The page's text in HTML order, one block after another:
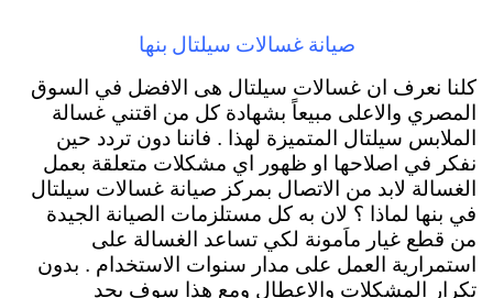
صيانة غسالات سيلتال بنها
كلنا نعرف ان غسالات سيلتال هى الافضل في السوق
المصري والاعلى مبيعاً بشهادة كل من اقتني غسالة
الملابس سيلتال المتميزة لهذا . فاننا دون تردد حين
نفكر في اصلاحها او ظهور اي مشكلات متعلقة بعمل
الغسالة لابد من الاتصال بمركز صيانة غسالات سيلتال
في بنها لماذا ؟ لان به كل مستلزمات الصيانة الجيدة
من قطع غيار ماَمونة لكي تساعد الغسالة على
استمرارية العمل على مدار سنوات الاستخدام . بدون
تكرار المشكلات والاعطال ومع هذا سوف يجد